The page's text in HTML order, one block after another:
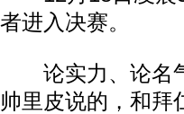
者进入决赛。
论实力、论名气
帅里皮说的，和拜